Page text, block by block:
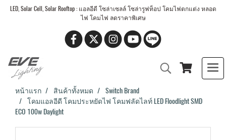
LED, Solar Cell, Solar Rooftop : แอลอีดี โซล่าเซลล์ โซล่ารูฟท็อป โคมไฟตกแต่ง หลอด
ไฟ โคมไฟ ลดราคาพิเศษ
หน้าแรก สินค้าทั้งหมด
Switch Brand
โคมแอลอีดี โคมประหยัดไฟ โคมฟลัดไลท์ LED Floodlight SMD
ECO 100w Daylight